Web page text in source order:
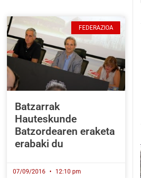
FEDERAZIOA
Batzarrak
Hauteskunde
Batzordearen eraketa
erabaki du
07/09/2016 12:10 pm